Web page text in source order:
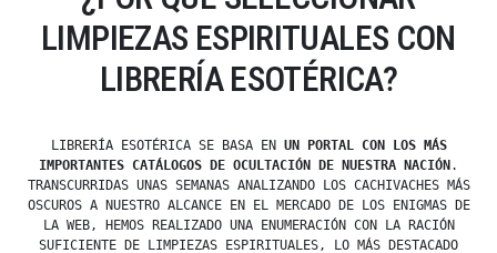
LIMPIEZAS ESPIRITUALES CON
LIBRERÍA ESOTÉRICA?
LIBRERÍA ESOTÉRICA SE BASA EN UN PORTAL CON LOS MÁS
IMPORTANTES CATÁLOGOS DE OCULTACIÓN DE NUESTRA NACIÓN .
TRANSCURRIDAS UNAS SEMANAS ANALIZANDO LOS CACHIVACHES MÁS
OSCUROS A NUESTRO ALCANCE EN EL MERCADO DE LOS ENIGMAS DE
LA WEB, HEMOS REALIZADO UNA ENUMERACIÓN CON LA RACIÓN
SUFICIENTE DE LIMPIEZAS ESPIRITUALES, LO MÁS DESTACADO